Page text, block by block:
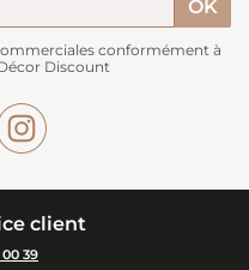
conformément à
Discount
client
39